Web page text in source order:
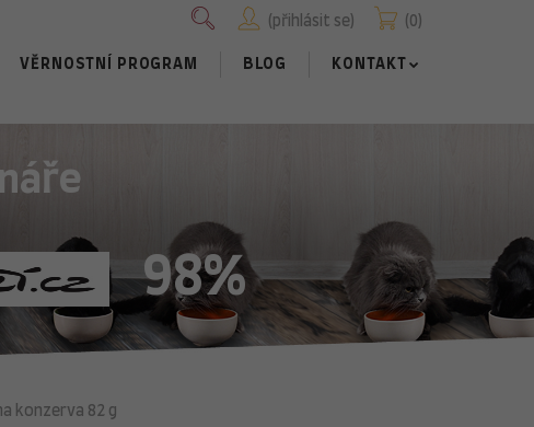
0
přihlásit se
VĚRNOSTNÍ PROGRAM BLOG KONTAKT
98%
konzerva 82 g